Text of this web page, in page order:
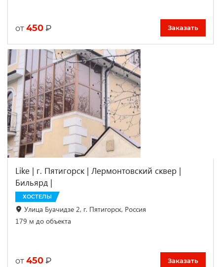
от 450 ₽ Заказать
Like | г. Пятигорск | Лермонтовский сквер |
Бильярд |
ХОСТЕЛЫ
Улица Буачидзе 2, г. Пятигорск, Россия
179 м до объекта
от 450 ₽ Заказать